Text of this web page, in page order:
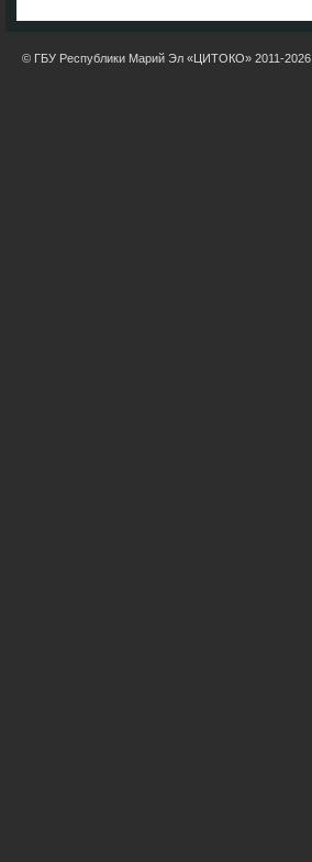
© ГБУ Республики Марий Эл «ЦИТОКО» 2011-2026